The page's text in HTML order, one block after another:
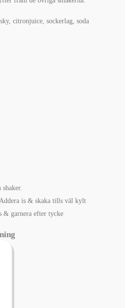
citronjuice, sockerlag, soda
is & skaka tills väl kylt
& garnera efter tycke